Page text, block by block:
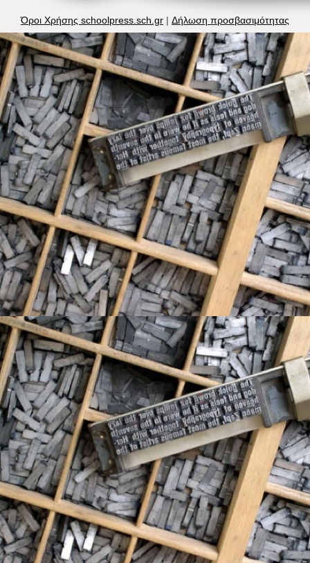
Όροι Χρήσης schoolpress.sch.gr | Δήλωση προσβασιμότητας